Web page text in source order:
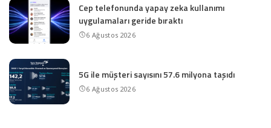
Cep telefonunda yapay zeka kullanımı
uygulamaları geride bıraktı
6 Ağustos 2026
5G ile müşteri sayısını 57.6 milyona taşıdı
6 Ağustos 2026